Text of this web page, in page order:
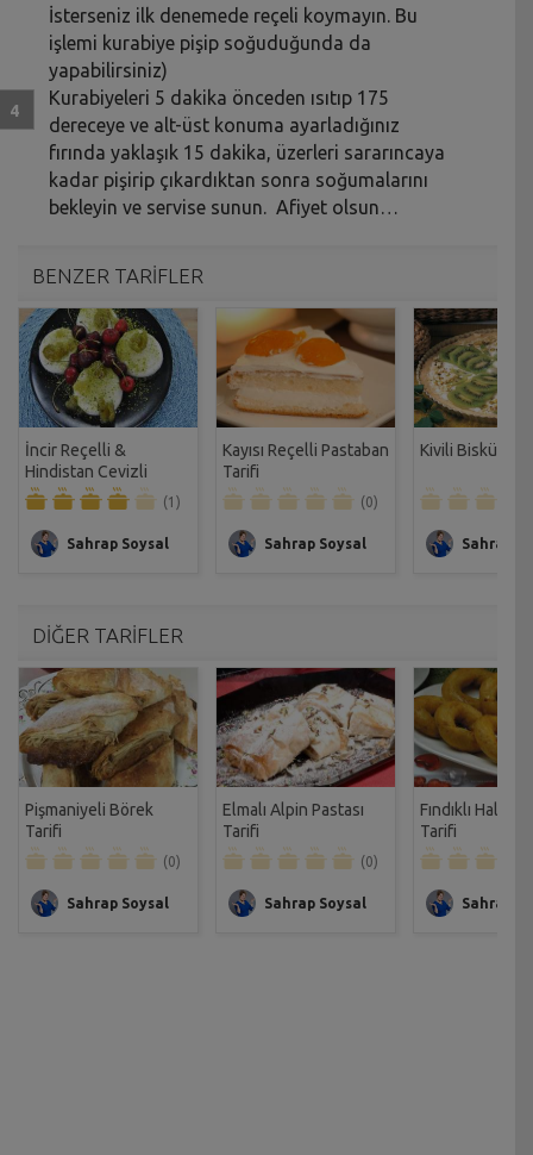
İsterseniz ilk denemede reçeli koymayın. Bu
işlemi kurabiye pişip soğuduğunda da
yapabilirsiniz)
Kurabiyeleri 5 dakika önceden ısıtıp 175
dereceye ve alt-üst konuma ayarladığınız
fırında yaklaşık 15 dakika, üzerleri sararıncaya
kadar pişirip çıkardıktan sonra soğumalarını
bekleyin ve servise sunun. Afiyet olsun…
BENZER TARİFLER
İncir Reçelli &
Hindistan Cevizli
Panna Cotta Tarifi
(1)
Sahrap Soysal
Kayısı Reçelli Pastaban
Tarifi
(0)
Sahrap Soysal
Kivili Bisküvi
Sahrap
DİĞER TARİFLER
Pişmaniyeli Börek
Tarifi
(0)
Sahrap Soysal
Elmalı Alpin Pastası
Tarifi
(0)
Sahrap Soysal
Fındıklı Halka
Tarifi
Sahrap